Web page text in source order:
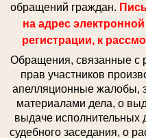
обращений граждан.
на адрес
регистрации, к
Обращения, связанные с
прав участников
апелляционные жалобы,
материалами дела, о
выдаче исполнительных
судебного заседания, о